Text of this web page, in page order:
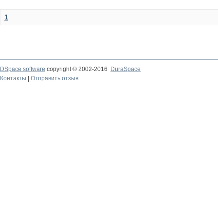
1
DSpace software copyright © 2002-2016
DuraSpace
Контакты
Отправить отзыв